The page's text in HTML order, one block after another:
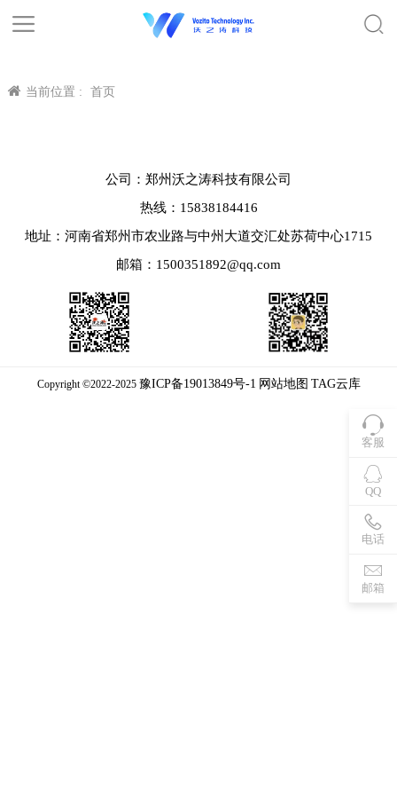
当前位置 : 首页
客服
QQ
电话
邮箱
公司：郑州沃之涛科技有限公司
热线：15838184416
地址：河南省郑州市农业路与中州大道交汇处苏荷中心1715
邮箱：1500351892@qq.com
Copyright ©2022-2025 豫ICP备19013849号-1 网站地图 TAG云库